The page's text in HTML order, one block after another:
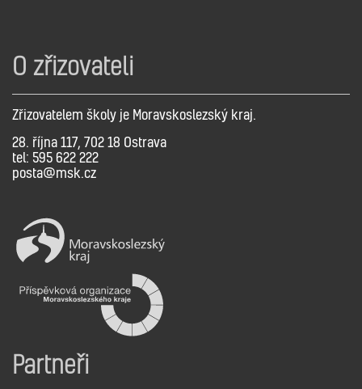
O zřizovateli
Zřizovatelem školy je Moravskoslezský kraj.
28. října 117, 702 18 Ostrava
tel: 595 622 222
posta@msk.cz
Partneři